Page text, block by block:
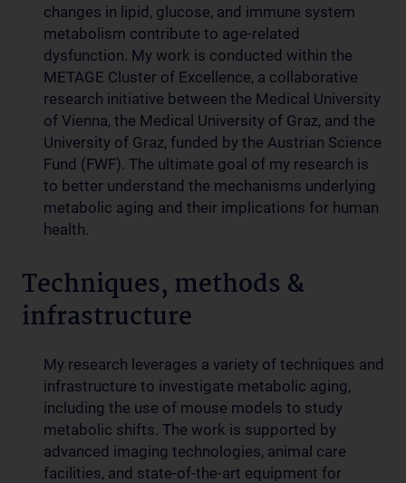
changes in lipid, glucose, and immune system
metabolism contribute to age-related
dysfunction. My work is conducted within the
METAGE Cluster of Excellence, a collaborative
research initiative between the Medical University
of Vienna, the Medical University of Graz, and the
University of Graz, funded by the Austrian Science
Fund (FWF). The ultimate goal of my research is
to better understand the mechanisms underlying
metabolic aging and their implications for human
health.
Techniques, methods &
infrastructure
My research leverages a variety of techniques and
infrastructure to investigate metabolic aging,
including the use of mouse models to study
metabolic shifts. The work is supported by
advanced imaging technologies, animal care
facilities, and state-of-the-art equipment for